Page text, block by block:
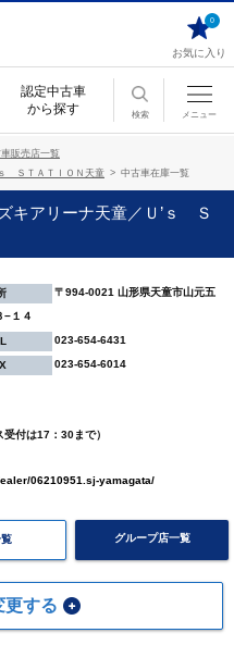
お気に入り
0
認定中古車
から探す
検索 メニュー
販売店一覧
ＳＴＡＴＩＯＮ天童
中古車在庫一覧
キアリーナ天童／Ｕ’ｓ Ｓ
〒994-0021 山形県天童市山元五
−１４
023-654-6431
023-654-6014
付は17：30まで）
06210951.sj-yamagata/
グループ店一覧
更する